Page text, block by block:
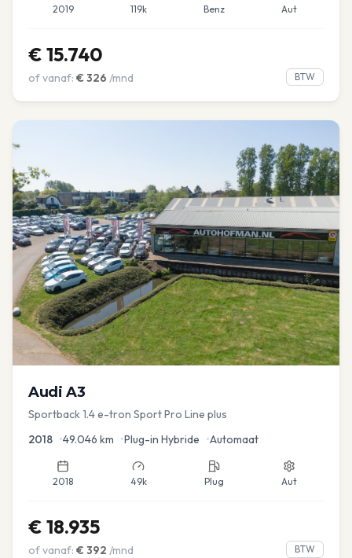
2019 119k Benz Aut
€ 15.740
of vanaf: € 326 /mnd BTW
Audi A3
Sportback 1.4 e-tron Sport Pro Line plus
2018 •49.046 km •Plug-in Hybride •Automaat
2018 49k Plug Aut
€ 18.935
of vanaf: € 392 /mnd BTW